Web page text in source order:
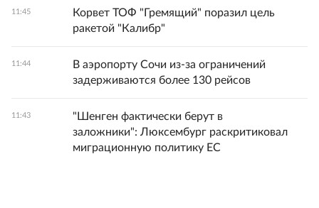
11:45
Корвет ТОФ "Гремящий" поразил цель
ракетой "Калибр"
11:44
В аэропорту Сочи из-за ограничений
задерживаются более 130 рейсов
11:43
"Шенген фактически берут в
заложники": Люксембург раскритиковал
миграционную политику ЕС